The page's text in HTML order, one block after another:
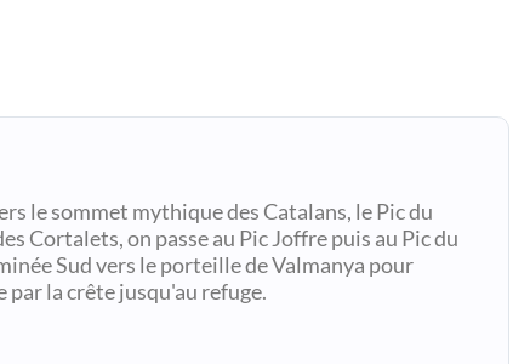
le sommet mythique des Catalans, le Pic du
Cortalets, on passe au Pic Joffre puis au Pic du
Sud vers le porteille de Valmanya pour
par la crête jusqu'au refuge.